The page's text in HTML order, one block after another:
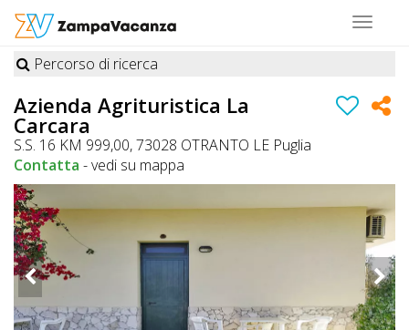
Toggle
STRUTTURE
A
DOG
LUOGHI
A
DOG
Percorso di ricerca
Azienda Agrituristica La
Carcara
S.S. 16 KM 999,00, 73028 OTRANTO LE Puglia
Contatta -vedi su mappa